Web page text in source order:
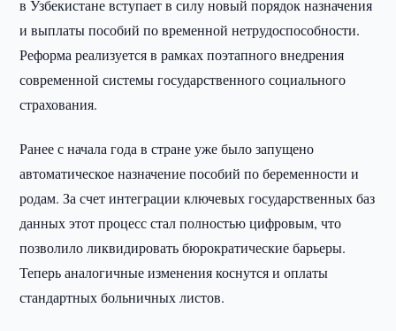
в Узбекистане вступает в силу новый порядок назначения
и выплаты пособий по временной нетрудоспособности.
Реформа реализуется в рамках поэтапного внедрения
современной системы государственного социального
страхования.
Ранее с начала года в стране уже было запущено
автоматическое назначение пособий по беременности и
родам. За счет интеграции ключевых государственных баз
данных этот процесс стал полностью цифровым, что
позволило ликвидировать бюрократические барьеры.
Теперь аналогичные изменения коснутся и оплаты
стандартных больничных листов.